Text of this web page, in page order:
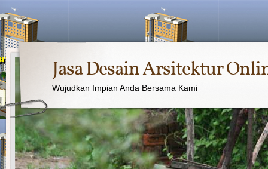
Jasa Desain Arsitektur
Wujudkan Impian Anda Bersama Kami